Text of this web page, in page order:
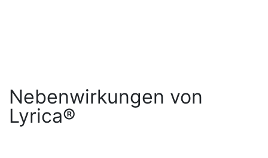
Nebenwirkungen von
Lyrica®